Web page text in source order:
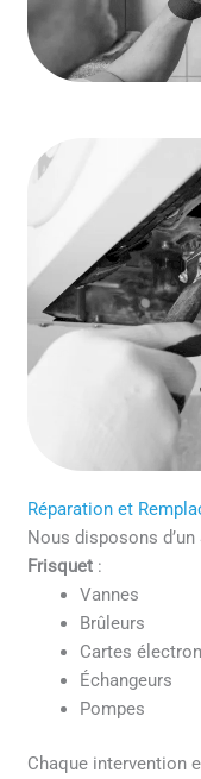
Réparation et
Nous disposons d’un
Frisquet :
Vannes
Brûleurs
Cartes
Échangeurs
Pompes
Chaque intervention